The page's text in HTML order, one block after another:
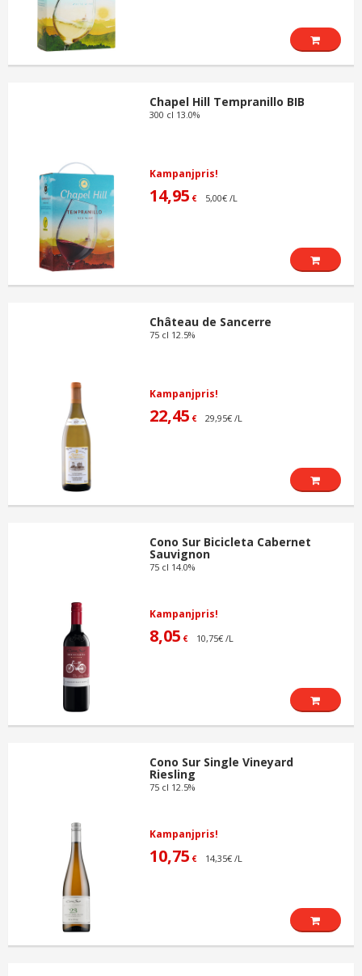
Chapel Hill Tempranillo BIB
300 cl 13.0%
Kampanjpris!
14,95 € 5,00€ /L
Château de Sancerre
75 cl 12.5%
Kampanjpris!
22,45 € 29,95€ /L
Cono Sur Bicicleta Cabernet
Sauvignon
75 cl 14.0%
Kampanjpris!
8,05 € 10,75€ /L
Cono Sur Single Vineyard
Riesling
75 cl 12.5%
Kampanjpris!
10,75 € 14,35€ /L